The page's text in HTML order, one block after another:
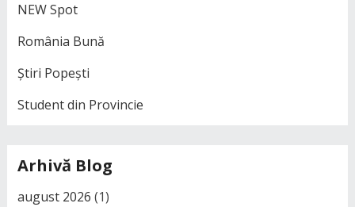
NEW Spot
România Bună
Știri Popești
Student din Provincie
Arhivă Blog
august 2026 (1)